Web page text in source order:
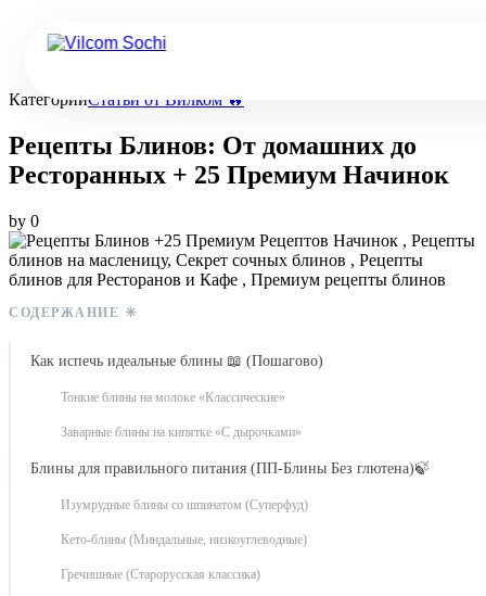
КатегорииСтатьи от Вилком 🔥
Рецепты Блинов: От домашних до
Ресторанных + 25 Премиум Начинок
by 0
СОДЕРЖАНИЕ ✳️
Как испечь идеальные блины 📖 (Пошагово)
Тонкие блины на молоке «Классические»
Заварные блины на кипятке «С дырочками»
Блины для правильного питания (ПП-Блины Без глютена)🍃
Изумрудные блины со шпинатом (Суперфуд)
Кето-блины (Миндальные, низкоуглеводные)
Гречишные (Старорусская классика)